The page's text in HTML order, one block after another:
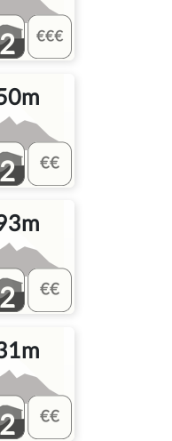
2
2
2
2